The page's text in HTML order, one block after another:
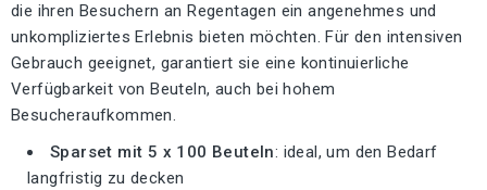
die ihren Besuchern an Regentagen ein angenehmes und
unkompliziertes Erlebnis bieten möchten. Für den intensiven
Gebrauch geeignet, garantiert sie eine kontinuierliche
Verfügbarkeit von Beuteln, auch bei hohem
Besucheraufkommen.
Sparset mit 5 x 100 Beuteln: ideal, um den Bedarf
langfristig zu decken